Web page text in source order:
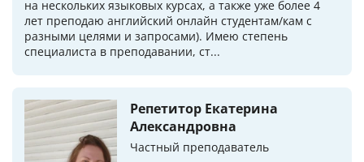
на нескольких языковых курсах, а также уже более 4
лет преподаю английский онлайн студентам/кам с
разными целями и запросами). Имею степень
специалиста в преподавании, ст...
Репетитор Екатерина
Александровна
Частный преподаватель